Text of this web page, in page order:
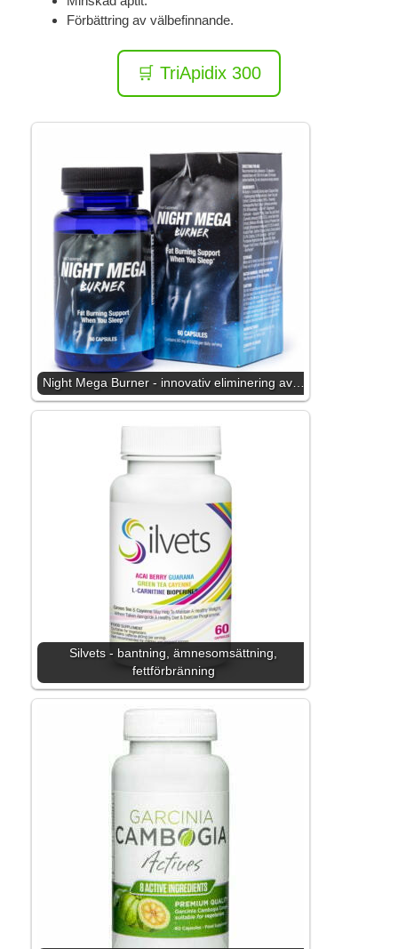
Förbättring av välbefinnande.
🛒 TriApidix 300
Night Mega Burner - innovativ eliminering av…
Silvets - bantning, ämnesomsättning,
fettförbränning